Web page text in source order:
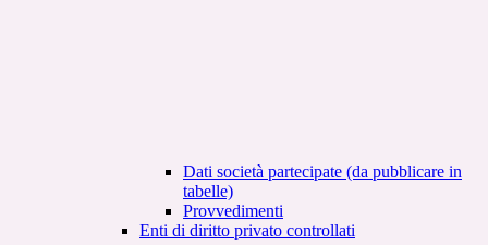
Dati società partecipate (da pubblicare in
tabelle)
Provvedimenti
Enti di diritto privato controllati